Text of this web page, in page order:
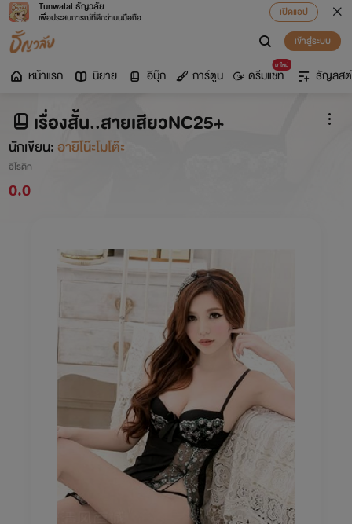
Tunwalai ธัญวลัย
เพื่อประสบการณ์ที่ดีกว่าบนมือถือ
เปิดแอป
เข้าสู่ระบบ
หน้าแรก นิยาย อีบุ๊ก การ์ตูน
มาใหม่
ดรีมแชท ธัญลิสต์
เรื่องสั้น..สายเสียวNC25+
นักเขียน:อายิโน๊ะโมโต๊ะ
อีโรติก
0.0